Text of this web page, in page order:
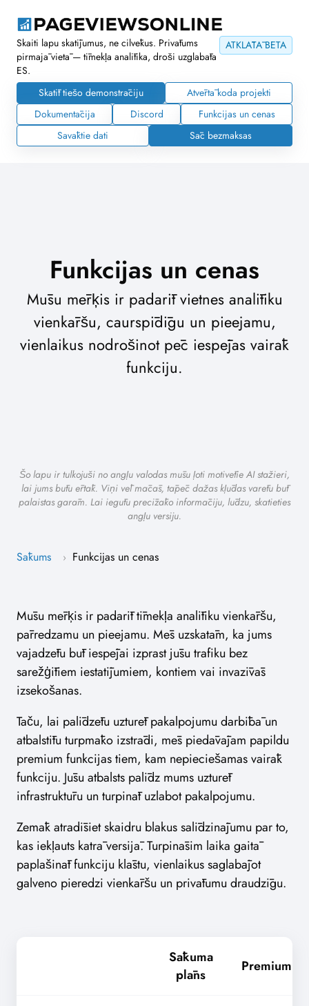
ATKLĀTĀ BETA
Skaiti lapu skatījumus, ne cilvēkus. Privātums
pirmajā vietā — tīmekļa analītika, droši uzglabāta
ES.
Skatīt tiešo demonstrāciju
Atvērtā koda projekti
Dokumentācija
Discord
Funkcijas un cenas
Savāktie dati
Sāc bezmaksas
Funkcijas un cenas
Mūsu mērķis ir padarīt vietnes analītiku
vienkāršu, caurspīdīgu un pieejamu,
vienlaikus nodrošinot pēc iespējas vairāk
funkciju.
Šo lapu ir tulkojuši no angļu valodas mūsu ļoti motivētie AI stažieri,
lai jums būtu ērtāk. Viņi vēl mācās, tāpēc dažas kļūdas varētu būt
palaistas garām. Lai iegūtu precīzāko informāciju, lūdzu, skatieties
angļu versiju.
Sākums › Funkcijas un cenas
Mūsu mērķis ir padarīt tīmekļa analītiku vienkāršu,
pārredzamu un pieejamu. Mēs uzskatām, ka jums
vajadzētu būt iespējai izprast jūsu trafiku bez
sarežģītiem iestatījumiem, kontiem vai invazīvās
izsekošanas.
Taču, lai palīdzētu uzturēt pakalpojumu darbībā un
atbalstītu turpmāko izstrādi, mēs piedāvājam papildu
premium funkcijas tiem, kam nepieciešamas vairāk
funkciju. Jūsu atbalsts palīdz mums uzturēt
infrastruktūru un turpināt uzlabot pakalpojumu.
Zemāk atradīsiet skaidru blakus salīdzinājumu par to,
kas iekļauts katrā versijā. Turpināsim laika gaitā
paplašināt funkciju klāstu, vienlaikus saglabājot
galveno pieredzi vienkāršu un privātumu draudzīgu.
Sākuma
plāns
Premium